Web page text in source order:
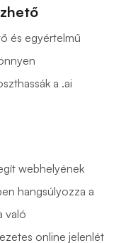
és egyértelmű
a .ai
webhelyének
hangsúlyozza a
való
online jelenlét